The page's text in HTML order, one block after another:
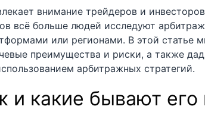
внимание трейдеров и
всё больше людей исследуют
или регионами. В этой статье
преимущества и риски, а также
арбитражных стратегий.
и какие бывают